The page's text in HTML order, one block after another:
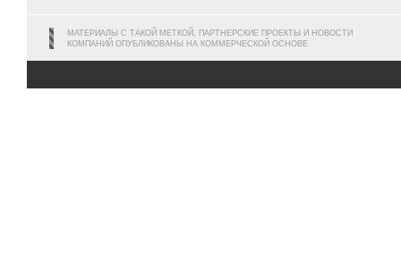
МАТЕРИАЛЫ С ТАКОЙ МЕТКОЙ, ПАРТНЕРСКИЕ ПРОЕКТЫ И НОВОСТИ
КОМПАНИЙ ОПУБЛИКОВАНЫ НА КОММЕРЧЕСКОЙ ОСНОВЕ